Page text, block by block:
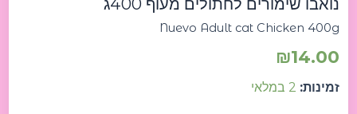
נואבו שימורים לחתולים מעוף 400ג
Nuevo Adult cat Chicken 400g
₪14.00
זמינות: 2 במלאי